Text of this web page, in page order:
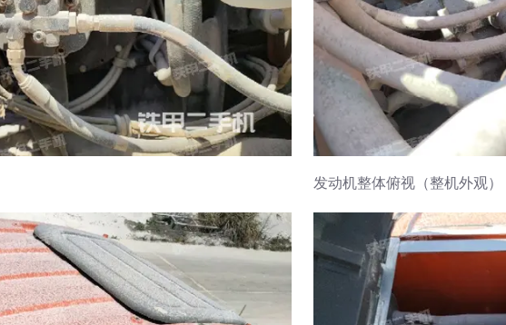
发动机整体俯视（整机外观）